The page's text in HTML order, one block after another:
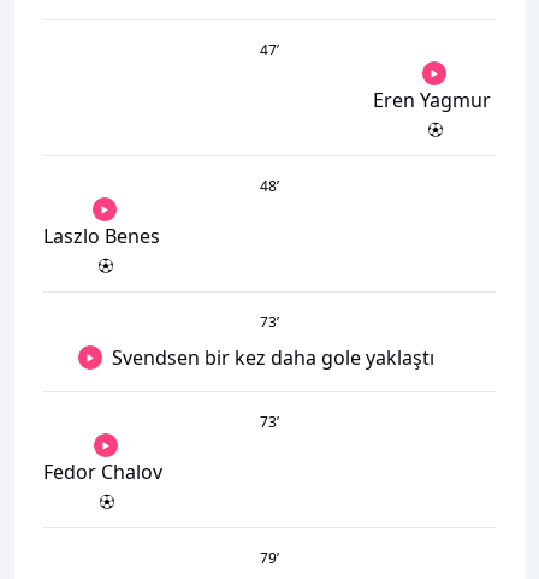
47’
Eren Yagmur
48’
Laszlo Benes
73’
Svendsen bir kez daha gole yaklaştı
73’
Fedor Chalov
79’